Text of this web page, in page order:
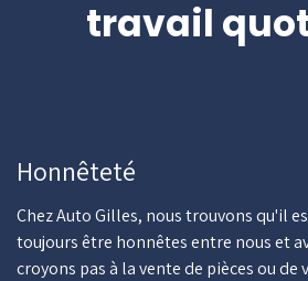
travail
Honnêteté
Chez Auto Gilles, nous trouvons qu'il
toujours être honnêtes entre nous et
croyons pas à la vente de pièces ou de